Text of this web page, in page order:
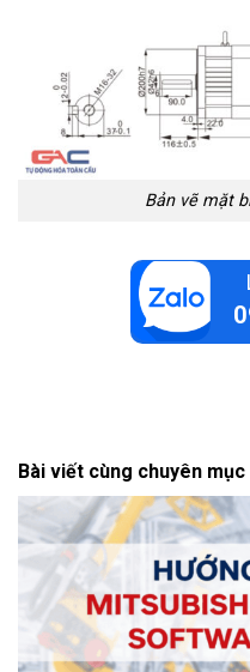
Bản vẽ mặt
Bài viết cùng chuyên mục